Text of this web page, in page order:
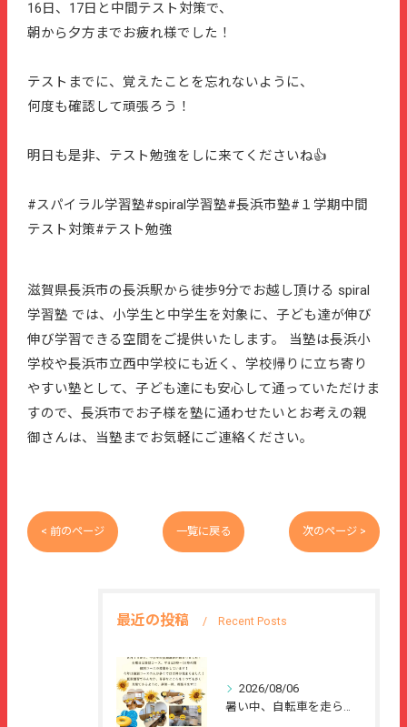
16日、17日と中間テスト対策で、
朝から夕方までお疲れ様でした！
テストまでに、覚えたことを忘れないように、
何度も確認して頑張ろう！
明日も是非、テスト勉強をしに来てくださいね👍
#スパイラル学習塾#spiral学習塾#長浜市塾#１学期中間
テスト対策#テスト勉強
滋賀県長浜市の長浜駅から徒歩9分でお越し頂ける spiral
学習塾 では、小学生と中学生を対象に、子ども達が伸び
伸び学習できる空間をご提供いたします。 当塾は長浜小
学校や長浜市立西中学校にも近く、学校帰りに立ち寄り
やすい塾として、子ども達にも安心して通っていただけま
すので、長浜市でお子様を塾に通わせたいとお考えの親
御さんは、当塾までお気軽にご連絡ください。
< 前のページ 一覧に戻る 次のページ >
最近の投稿 Recent Posts
2026/08/06
暑い中、自転車を走らせて、または、ご家族のご協力のもと、夏休...